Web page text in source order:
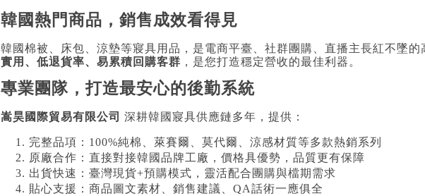
韓國熱門商品，銷售成效看得見
韓國棉被、床包、涼墊等寢具用品，是電商平臺、社群團購、直播主長紅不墜的
實用、低退貨率、易累積回購客群 ，是您打造穩定營收的最佳利器。
專業團隊，打造最安心的後勤系統
嵩昊國際貿易有限公司 深耕韓國寢具供應鏈多年，提供：
完整品項：100%純棉、萊賽爾、莫代爾、涼感材質等多款熱銷系列
原廠合作：直接對接韓國品牌工廠，價格具優勢，品質更有保障
出貨快速：臺灣現貨+預購模式，靈活配合團購與檔期需求
貼心支援：商品圖文素材、銷售建議、QA話術一應俱全